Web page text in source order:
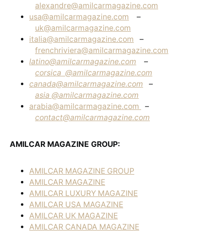
alexandre@amilcarmagazine.com
usa@amilcarmagazine.com –
uk@amilcarmagazine.com
italia@amilcarmagazine.com –
frenchriviera@amilcarmagazine.com
latino@amilcarmagazine.com –
corsica @amilcarmagazine.com
canada@amilcarmagazine.com –
asia @amilcarmagazine.com
arabia@amilcarmagazine.com
–
contact@amilcarmagazine.com
AMILCAR MAGAZINE GROUP:
AMILCAR MAGAZINE GROUP
AMILCAR MAGAZINE
AMILCAR LUXURY MAGAZINE
AMILCAR USA MAGAZINE
AMILCAR UK MAGAZINE
AMILCAR CANADA MAGAZINE